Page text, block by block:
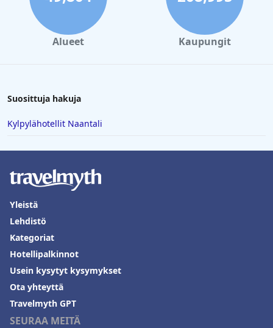
Alueet Kaupungit
Suosittuja hakuja
Kylpylähotellit Naantali
SEURAA MEITÄ
Yleistä
Lehdistö
Kategoriat
Hotellipalkinnot
Usein kysytyt kysymykset
Ota yhteyttä
Travelmyth GPT